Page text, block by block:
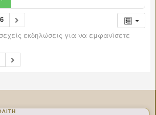
εκδηλώσεις για να εμφανίσετε